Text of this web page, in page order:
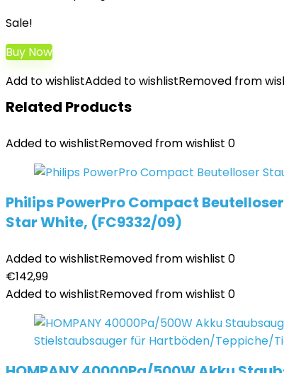
Sale!
Buy Now
Add to wishlistAdded to wishlistRemoved from
Related Products
Added to wishlistRemoved from wishlist 0
Philips PowerPro Compact
Star White, (FC9332/09)
Added to wishlistRemoved from wishlist 0
€142,99
Added to wishlistRemoved from wishlist 0